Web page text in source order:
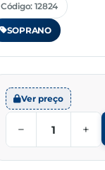
Código: 12824
SOPRANO
Ver preço
− +